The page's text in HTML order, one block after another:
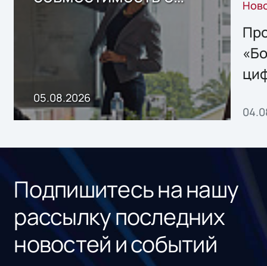
решением Sharx
Storage 2.x для
хранения данных
05.08.2026
Подпишитесь на нашу
рассылку последних
новостей и событий